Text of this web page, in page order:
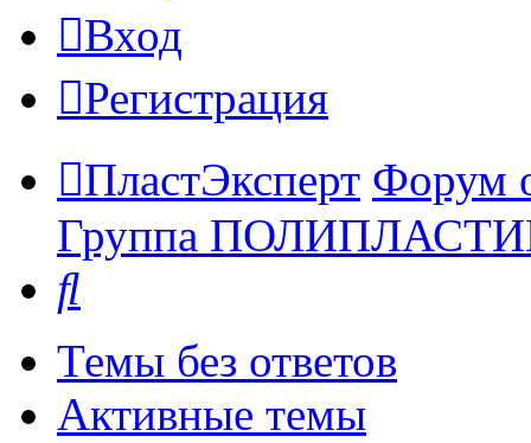
Вход
Регистрация
ПластЭксперт Форум
Группа
Темы без ответов
Активные темы